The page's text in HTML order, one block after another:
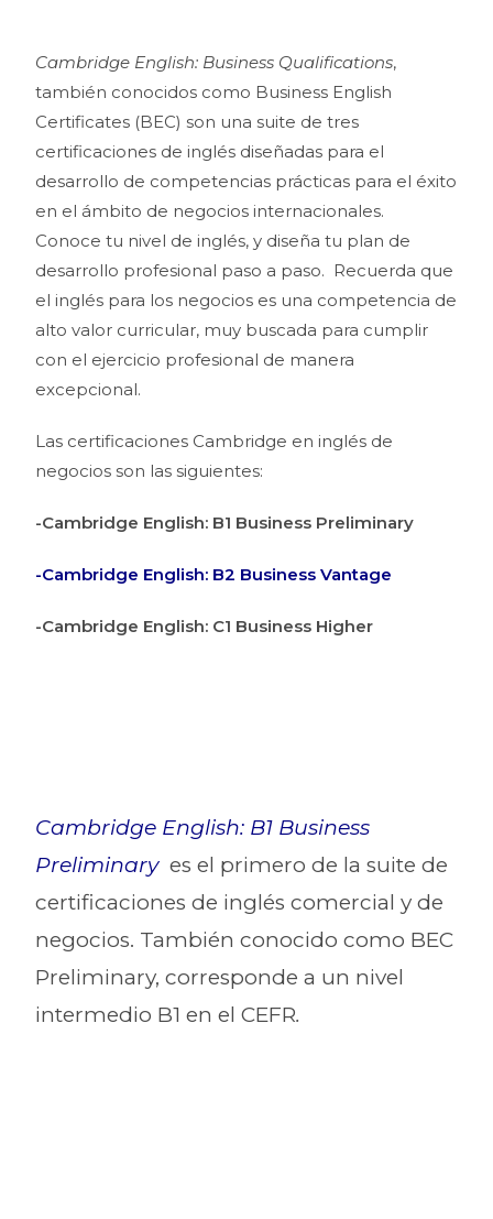
Cambridge English: Business Qualifications,
también conocidos como Business English
Certificates (BEC) son una suite de tres
certificaciones de inglés diseñadas para el
desarrollo de competencias prácticas para el éxito
en el ámbito de negocios internacionales.
Conoce tu nivel de inglés, y diseña tu plan de
desarrollo profesional paso a paso. Recuerda que
el inglés para los negocios es una competencia de
alto valor curricular, muy buscada para cumplir
con el ejercicio profesional de manera
excepcional.
Las certificaciones Cambridge en inglés de
negocios son las siguientes:
-Cambridge English: B1 Business Preliminary
-Cambridge English: B2 Business Vantage
-Cambridge English: C1 Business Higher
Cambridge English: B1 Business
Preliminary es el primero de la suite de
certificaciones de inglés comercial y de
negocios. También conocido como BEC
Preliminary, corresponde a un nivel
intermedio B1 en el CEFR.